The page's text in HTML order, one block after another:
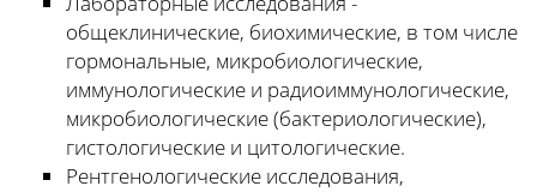
общеклинические, биохимические, в том числе
гормональные, микробиологические,
иммунологические и радиоиммунологические,
микробиологические (бактериологические),
гистологические и цитологические.
Рентгенологические исследования,